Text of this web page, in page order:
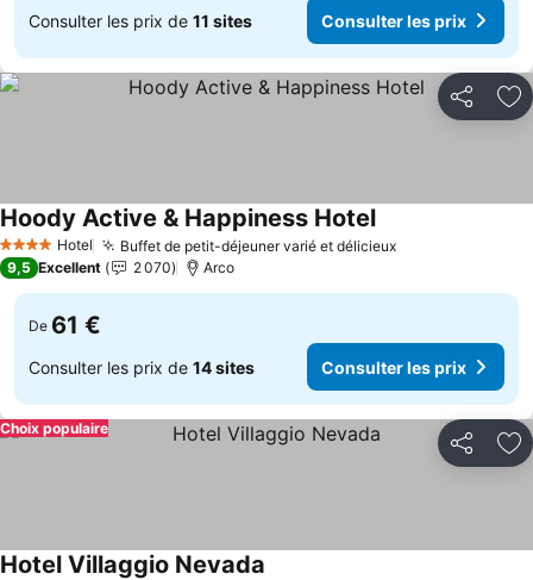
Consulter les prix de 11 sites Consulter les prix
Partager
4 Étoiles Hotel Buffet de petit-déjeuner varié et délicieuxConsulter les
Hoody Active & Happiness HotelConsulter les prix
9,5 Excellent 2 070 Arco
De 61 €
Consulter les prix de 14 sites Consulter les prix
Partager
Choix populaire
Hotel Villaggio Nevada